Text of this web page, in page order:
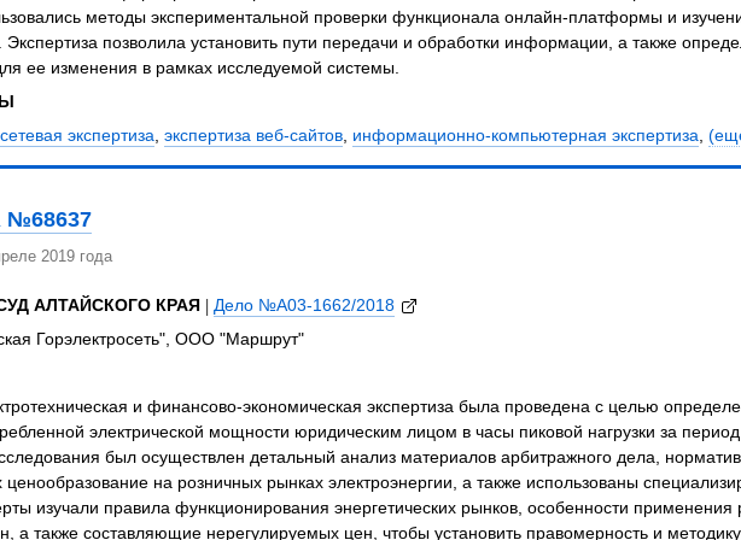
методы экспериментальной проверки функционала онлайн-платформы и
Экспертиза позволила установить пути передачи и обработки информации, а также
ее изменения в рамках исследуемой системы.
экспертиза, экспертиза веб-сайтов, информационно-компьютерная экспертиза,
2019 года
АЛТАЙСКОГО КРАЯ | Дело №А03-1662/2018
Горэлектросеть", ООО "Маршрут"
и финансово-экономическая экспертиза была проведена с целью
электрической мощности юридическим лицом в часы пиковой нагрузки за
был осуществлен детальный анализ материалов арбитражного дела,
на розничных рынках электроэнергии, а также использованы
изучали правила функционирования энергетических рынков, особенности применения
а также составляющие нерегулируемых цен, чтобы установить правомерность и